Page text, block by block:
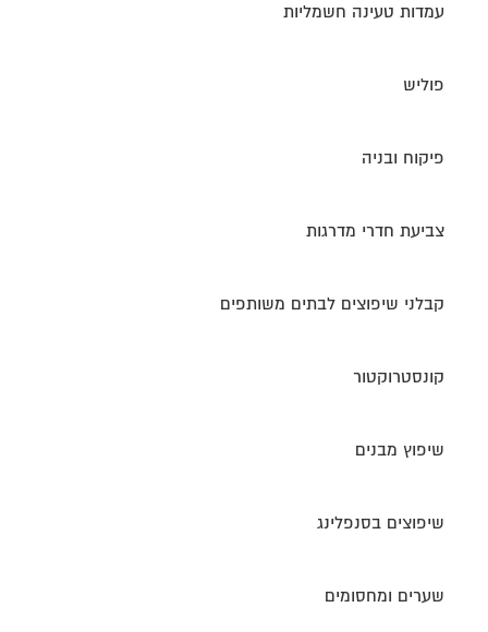
עמדות טעינה חשמליות
פוליש
פיקוח ובניה
צביעת חדרי מדרגות
קבלני שיפוצים לבתים משותפים
קונסטרוקטור
שיפוץ מבנים
שיפוצים בסנפלינג
שערים ומחסומים